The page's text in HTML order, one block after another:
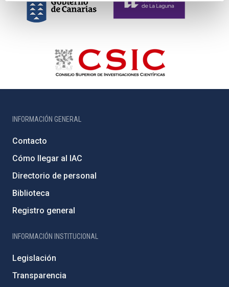
INFORMACIÓN GENERAL
Contacto
Cómo llegar al IAC
Directorio de personal
Biblioteca
Registro general
INFORMACIÓN INSTITUCIONAL
Legislación
Transparencia